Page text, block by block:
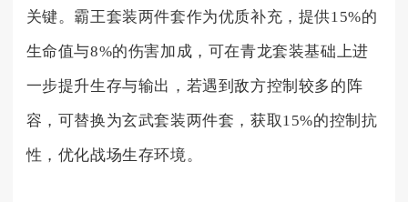
关键。霸王套装两件套作为优质补充，提供15%的
生命值与8%的伤害加成，可在青龙套装基础上进
一步提升生存与输出，若遇到敌方控制较多的阵
容，可替换为玄武套装两件套，获取15%的控制抗
性，优化战场生存环境。